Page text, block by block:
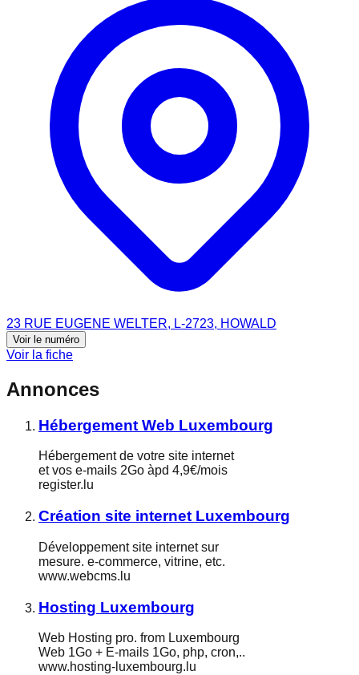
23 RUE EUGENE WELTER, L-2723, HOWALD
Voir le numéro
Voir la fiche
Annonces
Hébergement Web Luxembourg
Hébergement de votre site internet
et vos e-mails 2Go àpd 4,9€/mois
register.lu
Création site internet Luxembourg
Développement site internet sur
mesure. e-commerce, vitrine, etc.
www.webcms.lu
Hosting Luxembourg
Web Hosting pro. from Luxembourg
Web 1Go + E-mails 1Go, php, cron,..
www.hosting-luxembourg.lu